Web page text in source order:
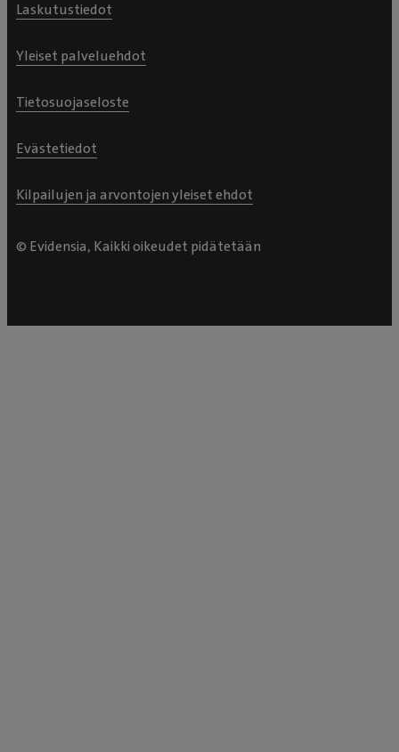
Laskutustiedot
Yleiset palveluehdot
Tietosuojaseloste
Evästetiedot
Kilpailujen ja arvontojen yleiset ehdot
© Evidensia, Kaikki oikeudet pidätetään